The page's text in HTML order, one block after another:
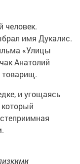
имя Дукалис.
«Улицы
Анатолий
и угощаясь